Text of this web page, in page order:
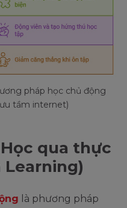
pháp học chủ động
tầm internet)
qua thực
Learning)
là phương pháp